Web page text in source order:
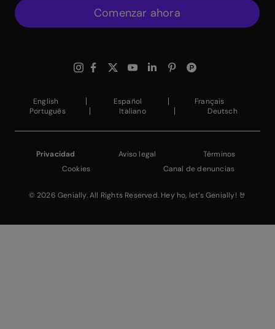
Comenzar ahora
$Instagram Link
$Facebook Link
$X Link
$Youtube Link
$Linkedin Link
$Pinterest Link
$
English Español
Français
Português
Italiano Deutsch
Privacidad Aviso legal
Términos
Cookies
Canal de denuncias
© 2026 Genially. All Rights Reserved. Hey ho, let’s Genially! 🤘